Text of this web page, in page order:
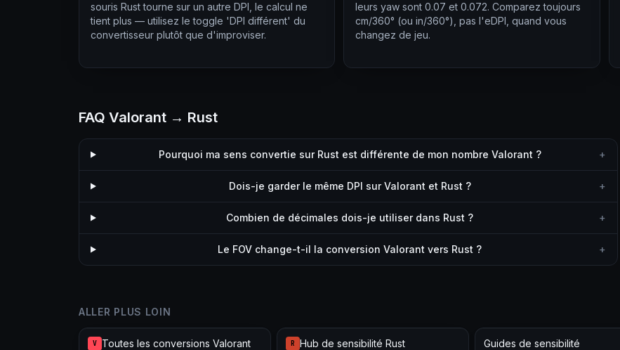
souris Rust tourne sur un autre DPI, le calcul ne
tient plus — utilisez le toggle 'DPI différent' du
convertisseur plutôt que d'improviser.
leurs yaw sont 0.07 et 0.072. Comparez toujours
cm/360° (ou in/360°), pas l'eDPI, quand vous
changez de jeu.
FAQ Valorant → Rust
Pourquoi ma sens convertie sur Rust est différente de mon nombre Valorant ? +
Dois-je garder le même DPI sur Valorant et Rust ? +
Combien de décimales dois-je utiliser dans Rust ? +
Le FOV change-t-il la conversion Valorant vers Rust ? +
ALLER PLUS LOIN
V Toutes les conversions Valorant R Hub de sensibilité Rust Guides de sensibilité